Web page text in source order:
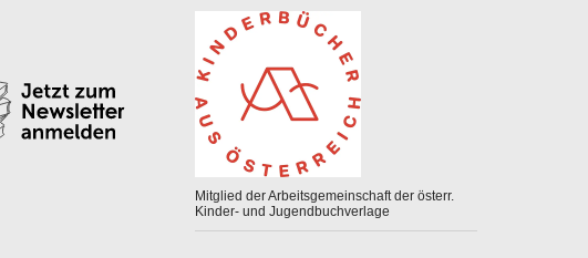
Mitglied der Arbeitsgemeinschaft der österr.
Kinder- und Jugendbuchverlage